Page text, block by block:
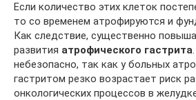
Если количество этих клеток
то со временем атрофируются и
Как следствие, существенно
развития атрофического гастрита
небезопасно, так как у больных
гастритом резко возрастает риск
онкологических процессов в